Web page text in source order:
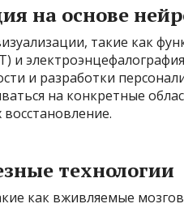
на основе
такие как
и
и разработки
на конкретные
технологии
как вживляемые